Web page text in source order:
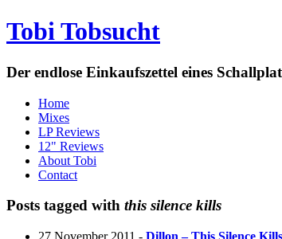
Tobi Tobsucht
Der endlose Einkaufszettel eines
Home
Mixes
LP Reviews
12" Reviews
About Tobi
Contact
Posts tagged with this silence kills
27 November 2011 - Dillon – This Silence Kills